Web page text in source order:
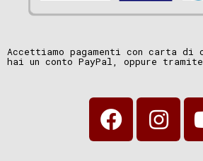
Accettiamo pagamenti con carta di
hai un conto PayPal, oppure